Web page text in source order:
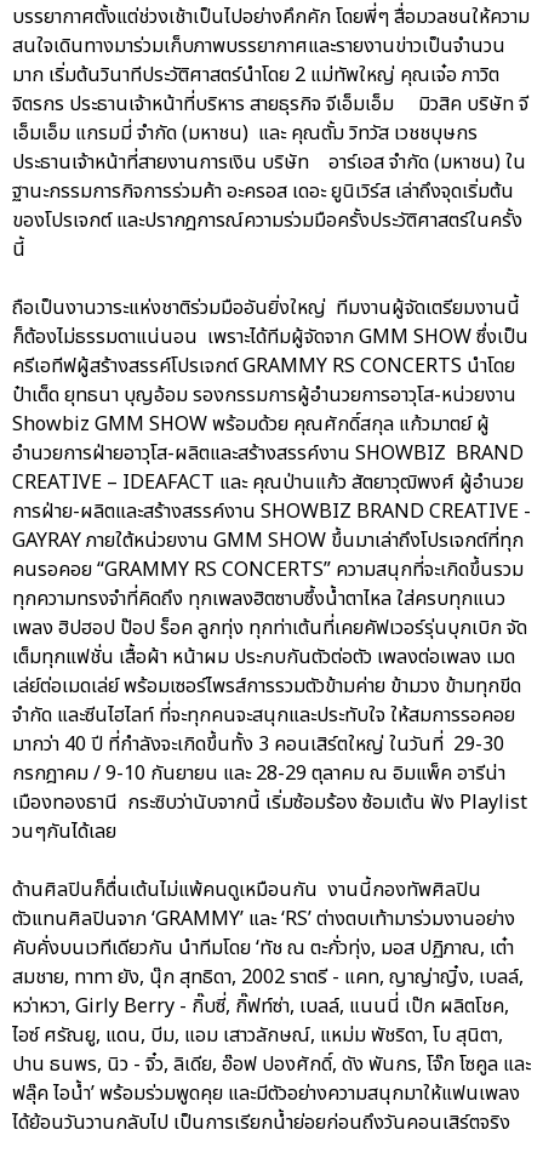
บรรยากาศตั้งแต่ช่วงเช้าเป็นไปอย่างคึกคัก โดยพี่ๆ สื่อมวลชนให้ความ
สนใจเดินทางมาร่วมเก็บภาพบรรยากาศและรายงานข่าวเป็นจำนวน
มาก เริ่มต้นวินาทีประวัติศาสตร์นำโดย 2 แม่ทัพใหญ่ คุณเจ๋อ ภาวิต
จิตรกร ประธานเจ้าหน้าที่บริหาร สายธุรกิจ จีเอ็มเอ็ม มิวสิค บริษัท จี
เอ็มเอ็ม แกรมมี่ จำกัด (มหาชน) และ คุณตั้ม วิทวัส เวชชบุษกร
ประธานเจ้าหน้าที่สายงานการเงิน บริษัท อาร์เอส จำกัด (มหาชน) ใน
ฐานะกรรมการกิจการร่วมค้า อะครอส เดอะ ยูนิเวิร์ส เล่าถึงจุดเริ่มต้น
ของโปรเจกต์ และปรากฎการณ์ความร่วมมือครั้งประวัติศาสตร์ในครั้ง
นี้
ถือเป็นงานวาระแห่งชาติร่วมมืออันยิ่งใหญ่ ทีมงานผู้จัดเตรียมงานนี้
ก็ต้องไม่ธรรมดาแน่นอน เพราะได้ทีมผู้จัดจาก GMM SHOW ซึ่งเป็น
ครีเอทีฟผู้สร้างสรรค์โปรเจกต์ GRAMMY RS CONCERTS นำโดย
ป๋าเต็ด ยุทธนา บุญอ้อม รองกรรมการผู้อำนวยการอาวุโส-หน่วยงาน
Showbiz GMM SHOW พร้อมด้วย คุณศักดิ์สกุล แก้วมาตย์ ผู้
อำนวยการฝ่ายอาวุโส-ผลิตและสร้างสรรค์งาน SHOWBIZ BRAND
CREATIVE – IDEAFACT และ คุณป่านแก้ว สัตยาวุฒิพงศ์ ผู้อำนวย
การฝ่าย-ผลิตและสร้างสรรค์งาน SHOWBIZ BRAND CREATIVE -
GAYRAY ภายใต้หน่วยงาน GMM SHOW ขึ้นมาเล่าถึงโปรเจกต์ที่ทุก
คนรอคอย “GRAMMY RS CONCERTS” ความสนุกที่จะเกิดขึ้นรวม
ทุกความทรงจำที่คิดถึง ทุกเพลงฮิตซาบซึ้งน้ำตาไหล ใส่ครบทุกแนว
เพลง ฮิปฮอป ป๊อป ร็อค ลูกทุ่ง ทุกท่าเต้นที่เคยคัฟเวอร์รุ่นบุกเบิก จัด
เต็มทุกแฟชั่น เสื้อผ้า หน้าผม ประกบกันตัวต่อตัว เพลงต่อเพลง เมด
เล่ย์ต่อเมดเล่ย์ พร้อมเซอร์ไพรส์การรวมตัวข้ามค่าย ข้ามวง ข้ามทุกขีด
จำกัด และซีนไฮไลท์ ที่จะทุกคนจะสนุกและประทับใจ ให้สมการรอคอย
มากว่า 40 ปี ที่กำลังจะเกิดขึ้นทั้ง 3 คอนเสิร์ตใหญ่ ในวันที่ 29-30
กรกฎาคม / 9-10 กันยายน และ 28-29 ตุลาคม ณ อิมแพ็ค อารีน่า
เมืองทองธานี กระซิบว่านับจากนี้ เริ่มซ้อมร้อง ซ้อมเต้น ฟัง Playlist
วนๆกันได้เลย
ด้านศิลปินก็ตื่นเต้นไม่แพ้คนดูเหมือนกัน งานนี้กองทัพศิลปิน
ตัวแทนศิลปินจาก ‘GRAMMY’ และ ‘RS’ ต่างตบเท้ามาร่วมงานอย่าง
คับคั่งบนเวทีเดียวกัน นำทีมโดย ‘ทัช ณ ตะกั่วทุ่ง, มอส ปฏิภาณ, เต๋า
สมชาย, ทาทา ยัง, นุ๊ก สุทธิดา, 2002 ราตรี - แคท, ญาญ่าญิ๋ง, เบลล์,
หว่าหวา, Girly Berry - กิ๊บซี่, กิ๊ฟท์ซ่า, เบลล์, แนนนี่ เป๊ก ผลิตโชค,
ไอซ์ ศรัณยู, แดน, บีม, แอม เสาวลักษณ์, แหม่ม พัชริดา, โบ สุนิตา,
ปาน ธนพร, นิว - จิ๋ว, ลิเดีย, อ๊อฟ ปองศักดิ์, ดัง พันกร, โจ๊ก โซคูล และ
ฟลุ๊ค ไอน้ำ’ พร้อมร่วมพูดคุย และมีตัวอย่างความสนุกมาให้แฟนเพลง
ได้ย้อนวันวานกลับไป เป็นการเรียกน้ำย่อยก่อนถึงวันคอนเสิร์ตจริง